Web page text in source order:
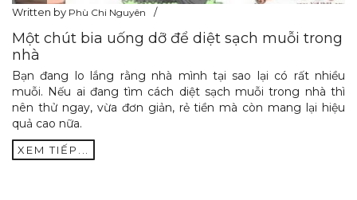
Written by Phù Chi Nguyên
Một chút bia uống dỡ để diệt sạch muỗi trong
nhà
Bạn đang lo lắng rằng nhà mình tại sao lại có rất nhiều
muỗi. Nếu ai đang tìm cách diệt sạch muỗi trong nhà thì
nên thử ngay, vừa đơn giản, rẻ tiền mà còn mang lại hiệu
quả cao nữa.
XEM TIẾP...